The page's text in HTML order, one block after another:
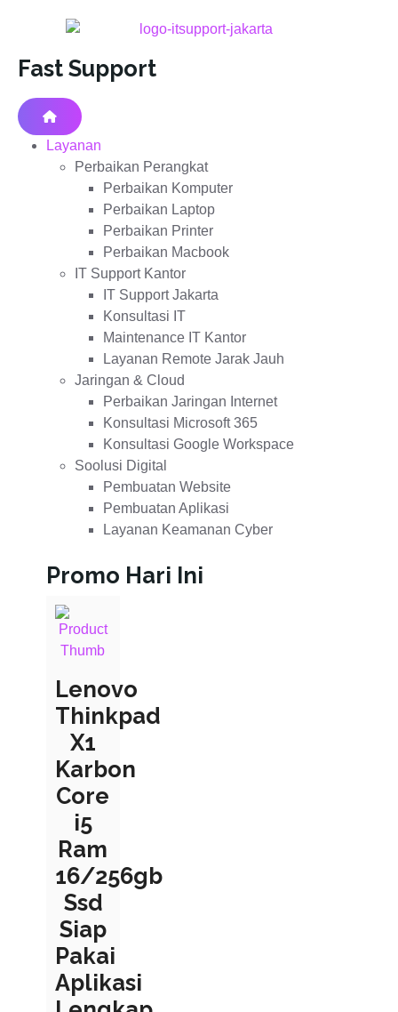
Fast Support
Layanan
Perbaikan Perangkat
Perbaikan Komputer
Perbaikan Laptop
Perbaikan Printer
Perbaikan Macbook
IT Support Kantor
IT Support Jakarta
Konsultasi IT
Maintenance IT Kantor
Layanan Remote Jarak Jauh
Jaringan & Cloud
Perbaikan Jaringan Internet
Konsultasi Microsoft 365
Konsultasi Google Workspace
Soolusi Digital
Pembuatan Website
Pembuatan Aplikasi
Layanan Keamanan Cyber
Promo Hari Ini
Lenovo
Thinkpad
X1
Karbon
Core
i5
Ram
16/256gb
Ssd
Siap
Pakai
Aplikasi